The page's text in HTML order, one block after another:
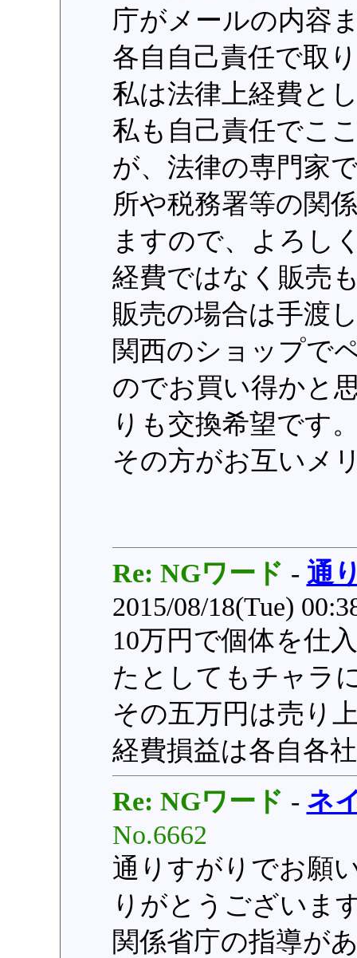
庁がメールの内容
各自自己責任で取
私は法律上経費と
私も自己責任でこ
が、法律の専門家
所や税務署等の関
ますので、よろし
経費ではなく販売
販売の場合は手渡
関西のショップで
のでお買い得かと
りも交換希望です
その方がお互いメ
Re: NGワード - 通
2015/08/18(Tue)
10万円で個体を仕
たとしてもチャラ
その五万円は売り
経費損益は各自各
Re: NGワード - ネ
No.6662
通りすがりでお願
りがとうございま
関係省庁の指導が